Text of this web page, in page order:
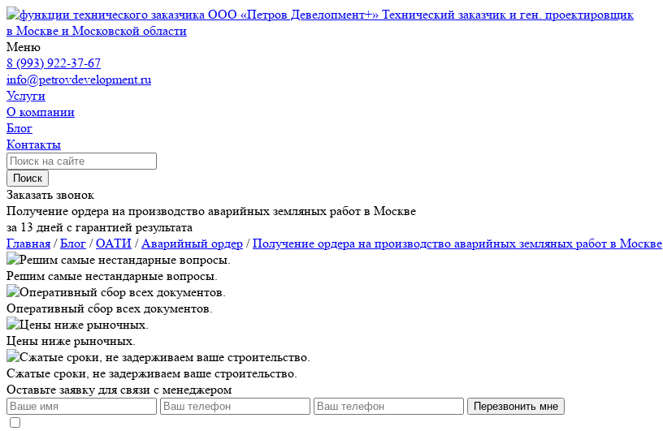
ООО «Петров Девелопмент+» Технический заказчик и ген. проектировщик
в Москве и Московской области
Меню
8 (993) 922-37-67
info@petrovdevelopment.ru
Услуги
О компании
Блог
Контакты
Поиск
Заказать звонок
Получение ордера на производство аварийных земляных работ в Москве
за 13 дней с гарантией результата
Главная /Блог /ОАТИ /Аварийный ордер /Получение ордера на производство аварийных земляных работ в Москве
Решим самые нестандарные вопросы.
Оперативный сбор всех документов.
Цены ниже рыночных.
Сжатые сроки, не задерживаем ваше строительство.
Оставьте заявку для связи с менеджером
Перезвонить мне